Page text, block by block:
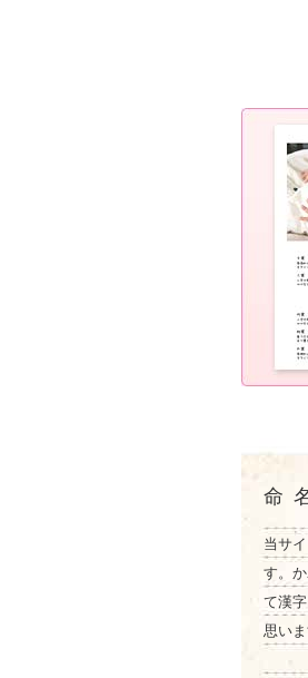
命
当サ
す。
て漢
思いま